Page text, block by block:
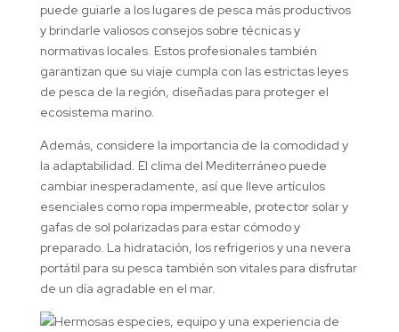
puede guiarle a los lugares de pesca más productivos
y brindarle valiosos consejos sobre técnicas y
normativas locales. Estos profesionales también
garantizan que su viaje cumpla con las estrictas leyes
de pesca de la región, diseñadas para proteger el
ecosistema marino.
Además, considere la importancia de la comodidad y
la adaptabilidad. El clima del Mediterráneo puede
cambiar inesperadamente, así que lleve artículos
esenciales como ropa impermeable, protector solar y
gafas de sol polarizadas para estar cómodo y
preparado. La hidratación, los refrigerios y una nevera
portátil para su pesca también son vitales para disfrutar
de un día agradable en el mar.